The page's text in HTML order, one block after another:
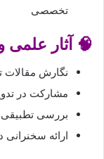
تخصصی
🧠 آثار
نگارش
مشارکت در
بررسی تطبیقی
ارائه